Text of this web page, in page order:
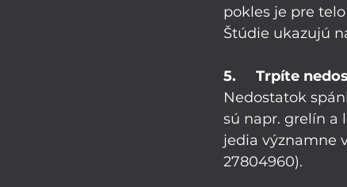
pokles je pre
Štúdie ukazujú
5.     Trpíte
Nedostatok
sú napr. grelín a
jedia významne
27804960).